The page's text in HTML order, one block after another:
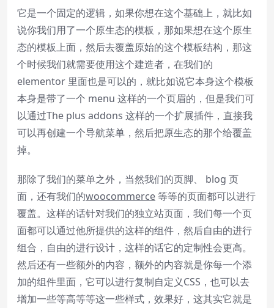
它是一个固定的逻辑，如果你想在这个基础上，就比如
说你我们用了一个原生态的模板，那如果想在这个原生
态的模板上面，然后去覆盖原始的这个模板结构，那这
个时候我们就需要使用这个建造者，在我们的
elementor 里面也是可以的，就比如说它本身这个模板
本身是带了一个 menu 这样的一个页眉的，但是我们可
以通过The plus addons 这样的一个扩展插件，直接我
可以再创建一个导航菜单，然后把原生态的那个给覆盖
掉。
那除了我们的菜单之外，当然我们的页脚、 blog 页
面，还有我们的woocommerce 等等的页面都可以进行
覆盖。这样的话针对我们的独立站页面，我们每一个页
面都可以通过他所提供的这样的组件，然后自由的进行
组合，自由的进行设计，这样的话它的定制性会更高。
然后还有一些额外的内容，额外的内容就是你每一个添
加的组件里面，它可以进行复制自定义CSS，也可以去
增加一些等高等等这一些样式，效果好，这其实它就是